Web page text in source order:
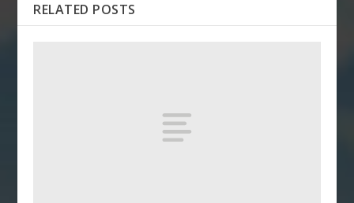
RELATED POSTS